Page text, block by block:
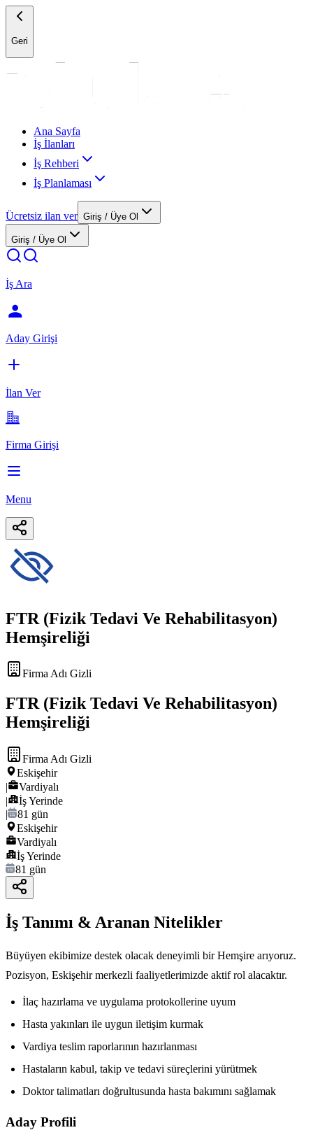
Geri
Ana Sayfa
İş İlanları
İş Rehberi
İş Planlaması
Ücretsiz ilan ver Giriş / Üye Ol
Giriş / Üye Ol
İş Ara
Aday Girişi
İlan Ver
Firma Girişi
Menu
FTR (Fizik Tedavi Ve Rehabilitasyon)
Hemşireliği
Firma Adı Gizli
FTR (Fizik Tedavi Ve Rehabilitasyon)
Hemşireliği
Firma Adı Gizli
Eskişehir
|
Vardiyalı
|
İş Yerinde
|
81 gün
Eskişehir
Vardiyalı
İş Yerinde
81 gün
İş Tanımı & Aranan Nitelikler
Büyüyen ekibimize destek olacak deneyimli bir Hemşire arıyoruz.
Pozisyon, Eskişehir merkezli faaliyetlerimizde aktif rol alacaktır.
İlaç hazırlama ve uygulama protokollerine uyum
Hasta yakınları ile uygun iletişim kurmak
Vardiya teslim raporlarının hazırlanması
Hastaların kabul, takip ve tedavi süreçlerini yürütmek
Doktor talimatları doğrultusunda hasta bakımını sağlamak
Aday Profili